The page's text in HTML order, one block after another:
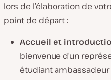
lors de l’élaboration de
point de départ :
Accueil et
bienvenue d’un
étudiant